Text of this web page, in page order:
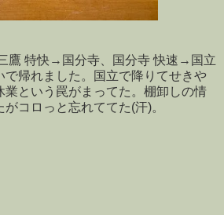
鷹 特快→国分寺、国分寺 快速→国立
で帰れました。国立で降りてせきや
業という罠がまってた。棚卸しの情
コロっと忘れててた(汗)。